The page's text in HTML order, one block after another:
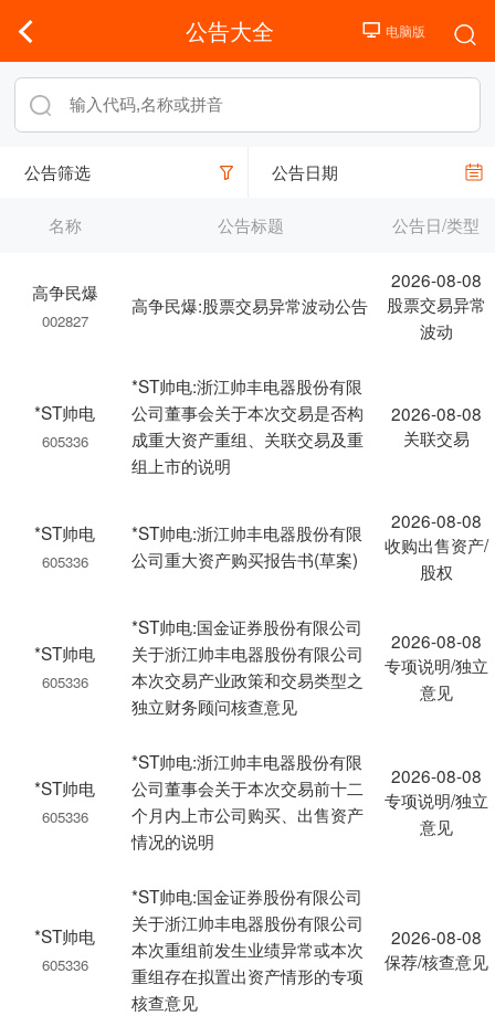
公告大全
公告筛选 公告日期
名称 公告标题 公告日/类型
高争民爆
002827
高争民爆:股票交易异常波动公告
2026-08-08
股票交易异常
波动
*ST帅电
605336
*ST帅电:浙江帅丰电器股份有限
公司董事会关于本次交易是否构
成重大资产重组、关联交易及重
组上市的说明
2026-08-08
关联交易
*ST帅电
605336
*ST帅电:浙江帅丰电器股份有限
公司重大资产购买报告书(草案)
2026-08-08
收购出售资产/
股权
*ST帅电
605336
*ST帅电:国金证券股份有限公司
关于浙江帅丰电器股份有限公司
本次交易产业政策和交易类型之
独立财务顾问核查意见
2026-08-08
专项说明/独立
意见
*ST帅电
605336
*ST帅电:浙江帅丰电器股份有限
公司董事会关于本次交易前十二
个月内上市公司购买、出售资产
情况的说明
2026-08-08
专项说明/独立
意见
*ST帅电
605336
*ST帅电:国金证券股份有限公司
关于浙江帅丰电器股份有限公司
本次重组前发生业绩异常或本次
重组存在拟置出资产情形的专项
核查意见
2026-08-08
保荐/核查意见